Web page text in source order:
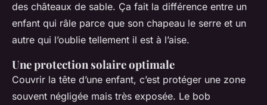
des châteaux de sable. Ça fait la différence entre un
enfant qui râle parce que son chapeau le serre et un
autre qui l’oublie tellement il est à l’aise.
Une protection solaire optimale
Couvrir la tête d’une enfant, c’est protéger une zone
souvent négligée mais très exposée. Le bob